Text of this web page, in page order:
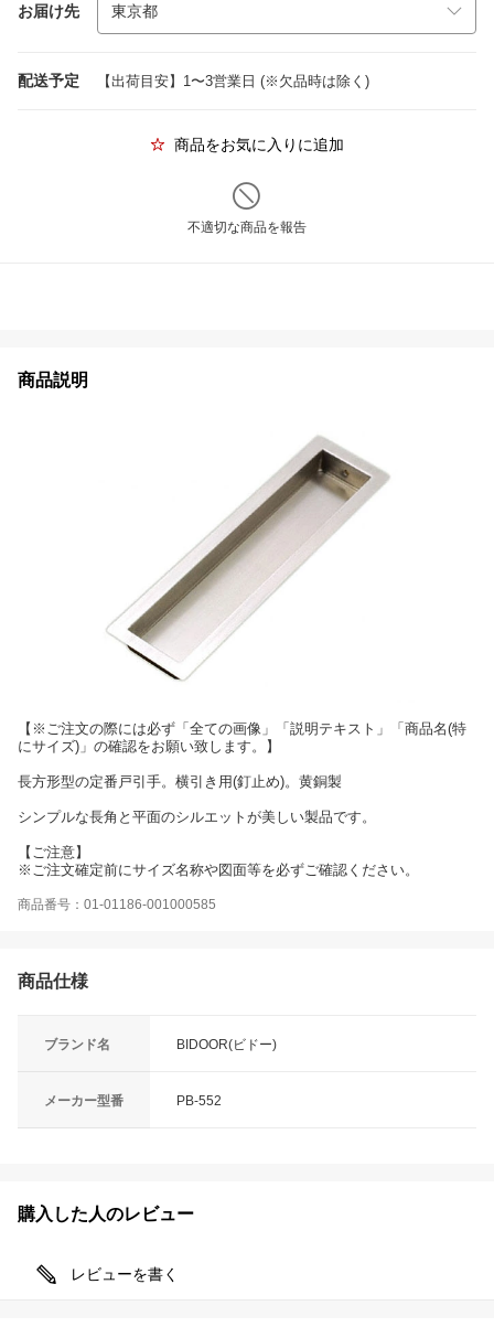
お届け先
配送予定 【出荷目安】1〜3営業日 (※欠品時は除く)
商品をお気に入りに追加
不適切な商品を報告
商品説明
【※ご注文の際には必ず「全ての画像」「説明テキスト」「商品名(特
にサイズ)」の確認をお願い致します。】
長方形型の定番戸引手。横引き用(釘止め)。黄銅製
シンプルな長角と平面のシルエットが美しい製品です。
【ご注意】
※ご注文確定前にサイズ名称や図面等を必ずご確認ください。
商品番号：01-01186-001000585
商品仕様
ブランド名 BIDOOR(ビドー)
メーカー型番 PB-552
購入した人のレビュー
レビューを書く